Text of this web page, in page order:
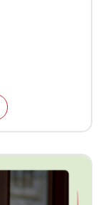
ZZA